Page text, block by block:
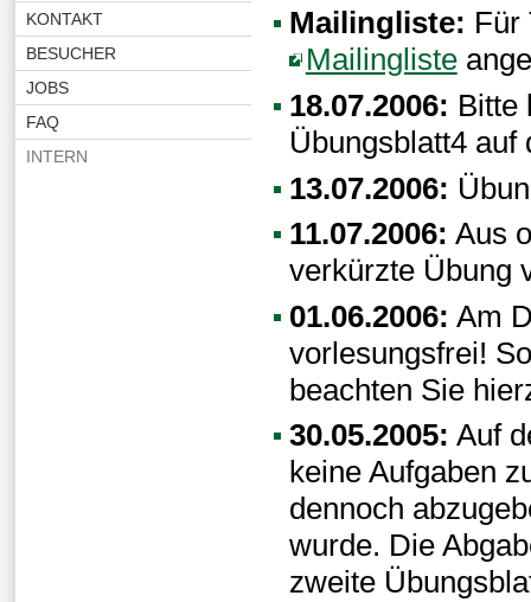
KONTAKT
BESUCHER
JOBS
FAQ
INTERN
Mailingliste: Für
Mailingliste
18.07.2006: Bitte
Übungsblatt4 auf
13.07.2006:
11.07.2006: Aus
verkürzte Übung
01.06.2006: Am
vorlesungsfrei!
beachten Sie
30.05.2005: Auf
keine Aufgaben
dennoch
wurde. Die
zweite